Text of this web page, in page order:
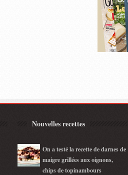
Nouvelles recettes
On a testé la recette de darnes de
maigre grillées aux oignons,
chips de topinambours